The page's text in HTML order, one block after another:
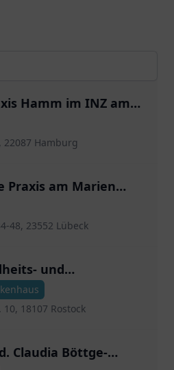
Hamm im INZ am
Hamburg
Praxis am Marien
48, 23552 Lübeck
und
Lütten
18107 Rostock
Claudia Böttge-